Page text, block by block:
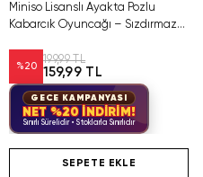
Miniso Lisanslı Ayakta Pozlu
Kabarcık Oyuncağı – Sızdırmaz
%20
199,99 TL
159,99 TL
GECE KAMPANYASI
NET %20 İNDİRİM!
Sınırlı Sürelidir • Stoklarla Sınırlıdır
SEPETE EKLE